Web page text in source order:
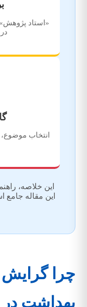
«استاد
انتخاب موضوع،
این خلاصه،
این مقاله جامع
چرا
بهداشت